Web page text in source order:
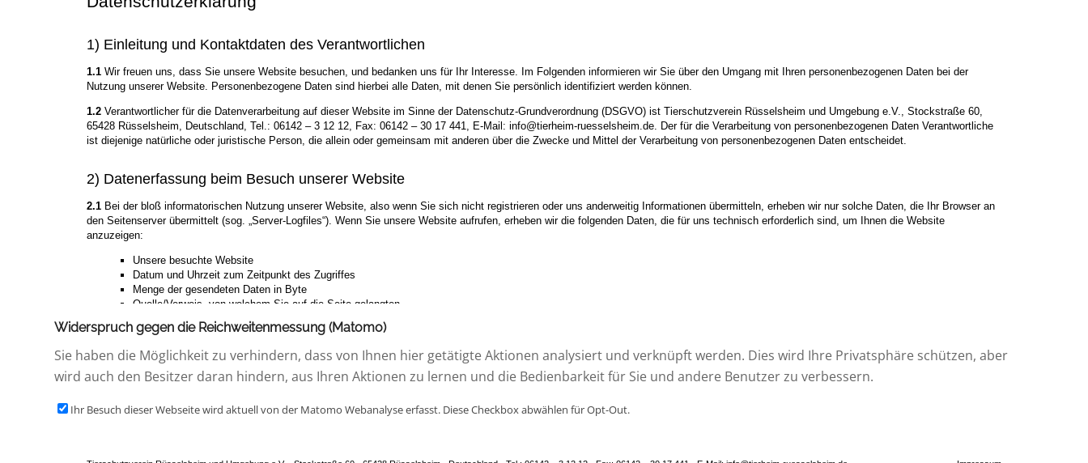
Widerspruch gegen die Reichweitenmessung (Matomo)
Sie haben die Möglichkeit zu verhindern, dass von Ihnen hier getätigte Aktionen analysiert und verknüpft werden. Dies wird Ihre Privatsphäre schützen, aber
wird auch den Besitzer daran hindern, aus Ihren Aktionen zu lernen und die Bedienbarkeit für Sie und andere Benutzer zu verbessern.
Ihr Besuch dieser Webseite wird aktuell von der Matomo Webanalyse erfasst. Diese Checkbox abwählen für Opt-Out.